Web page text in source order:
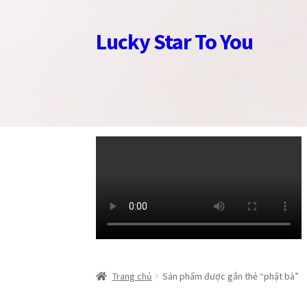
Đi
đến
Chuyển
đến
Lucky Star To You
Trang chủ Sản phẩm được gắn thẻ “phật bà”